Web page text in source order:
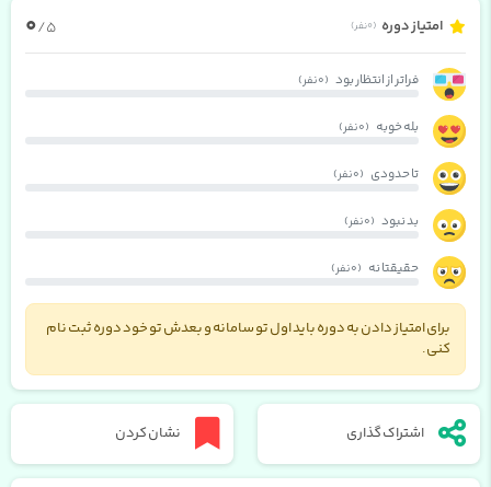
امتیاز دوره (0 نفر) 0/5
فراتر از انتظار بود (0 نفر)
بله خوبه (0 نفر)
تا حدودی (0 نفر)
بد نبود (0 نفر)
حقیقتا نه (0 نفر)
برای امتیاز دادن به دوره باید اول تو سامانه و بعدش تو خود دوره ثبت نام
کنی.
اشتراک گذاری نشان کردن